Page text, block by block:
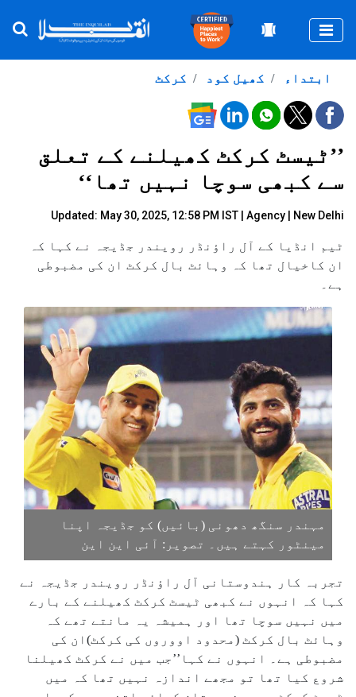
کرکٹ کھیل کود ابتداء
’’ٹیسٹ کرکٹ کھیلنے کے تعلق
سے کبھی سوچا نہیں تھا‘‘
Updated: May 30, 2025, 12:58 PM IST | Agency | New Delhi
ٹیم انڈیا کے آل راؤنڈر رویندر جڈیجہ نے کہا کہ
ان کاخیال تھا کہ وہائٹ بال کرکٹ ان کی مضبوطی
ہے۔
مہندر سنگھ دھونی (بائیں) کو جڈیجہ اپنا
مینٹور کہتے ہیں۔ تصویر: آئی این این
تجربہ کار ہندوستانی آل راؤنڈر رویندر جڈیجہ نے
کہا کہ انہوں نے کبھی ٹیسٹ کرکٹ کھیلنے کے بارے
میں نہیں سوچا تھا اور ہمیشہ یہ مانتے تھے کہ
وہائٹ بال کرکٹ (محدود اووروں کی کرکٹ)ان کی
مضبوطی ہے۔ انہوں نے کہا’’جب میں نے کرکٹ کھیلنا
شروع کیا تھا تو مجھے اندازہ نہیں تھا کہ میں